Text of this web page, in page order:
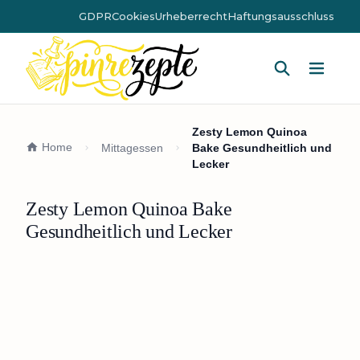
GDPRCookiesUrheberrechtHaftungsausschluss
Home Mittagessen
Zesty Lemon Quinoa
Bake Gesundheitlich und
Lecker
Zesty Lemon Quinoa Bake
Gesundheitlich und Lecker